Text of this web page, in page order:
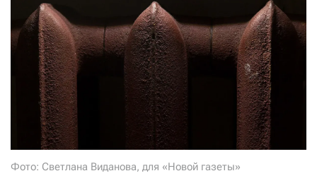
Фото: Светлана Виданова, для «Новой газеты»
ПОДЕЛИТЬСЯ С ДРУЗЬЯМИ
Если у вас есть вопросы, пишите donate@novayagazeta.ru или
звоните:
+7 (929) 612-03-68